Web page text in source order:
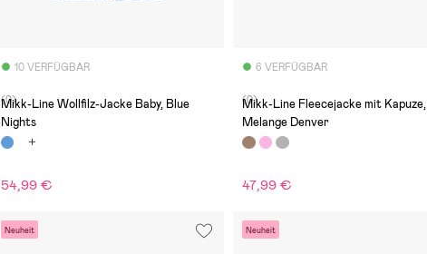
10 VERFÜGBAR
(0)
Mikk-Line Wollfilz-Jacke Baby, Blue
Nights
54,99 €
6 VERFÜGBAR
(0)
Mikk-Line Fleecejacke mit Kapuze,
Melange Denver
47,99 €
Neuheit Neuheit